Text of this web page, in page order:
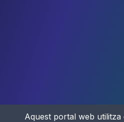
Aquest portal web